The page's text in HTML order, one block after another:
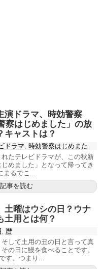
演ドラマ、時効警察
察はじめました」の放
キャストは？
ドラマ 時効警察はじめまた
たテレビドラマが、この秋新
めました」となって帰ってき
まるでこ...
記事を読む
土曜はウシの日？ウナ
土用とは何？
暦
して土用の丑の日と言って真
の日に鰻を食べることです。
す。つまり...